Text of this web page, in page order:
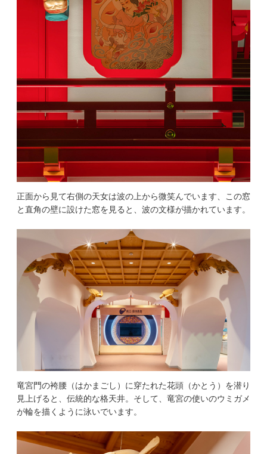
正面から見て右側の天女は波の上から微笑んでいます、この窓
と直角の壁に設けた窓を見ると、波の文様が描かれています。
竜宮門の袴腰（はかまごし）に穿たれた花頭（かとう）を潜り
見上げると、伝統的な格天井。そして、竜宮の使いのウミガメ
が輪を描くように泳いでいます。